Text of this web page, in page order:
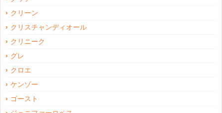
クリーン
クリスチャンディオール
クリニーク
グレ
クロエ
ケンゾー
ゴースト